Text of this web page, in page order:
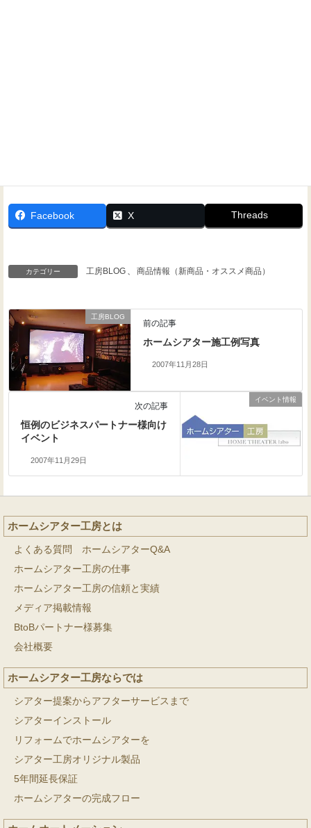
Facebook X Threads
カテゴリー 工房BLOG 、 商品情報（新商品・オススメ商品）
工房BLOG
前の記事
ホームシアター施工例写真
2007年11月28日
イベント情報
次の記事
恒例のビジネスパートナー様向け
イベント
2007年11月29日
ホームシアター工房とは
よくある質問 ホームシアターQ&A
ホームシアター工房の仕事
ホームシアター工房の信頼と実績
メディア掲載情報
BtoBパートナー様募集
会社概要
ホームシアター工房ならでは
シアター提案からアフターサービスまで
シアターインストール
リフォームでホームシアターを
シアター工房オリジナル製品
5年間延長保証
ホームシアターの完成フロー